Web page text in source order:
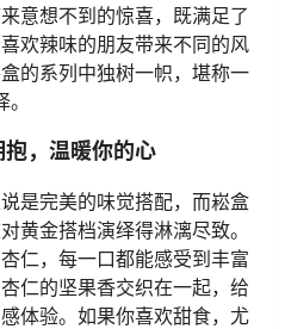
意想不到的惊喜，既满足了
欢辣味的朋友带来不同的风
的系列中独树一帜，堪称一
，温暖你的心
是完美的味觉搭配，而崧盒
黄金搭档演绎得淋漓尽致。
仁，每一口都能感受到丰富
仁的坚果香交织在一起，给
体验。如果你喜欢甜食，尤